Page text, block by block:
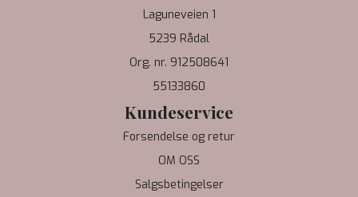
Laguneveien 1
5239 Rådal
Org. nr. 912508641
55133860
Kundeservice
Forsendelse og retur
OM OSS
Salgsbetingelser